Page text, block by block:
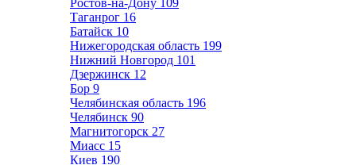
Ростов-на-Дону 109
Таганрог 16
Батайск 10
Нижегородская область 199
Нижний Новгород 101
Дзержинск 12
Бор 9
Челябинская область 196
Челябинск 90
Магнитогорск 27
Миасс 15
Киев 190